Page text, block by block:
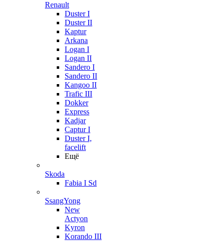
Renault
Duster I
Duster II
Kaptur
Arkana
Logan I
Logan II
Sandero I
Sandero II
Kangoo II
Trafic III
Dokker
Express
Kadjar
Captur I
Duster I,
facelift
Ещё
Skoda
Fabia I Sd
SsangYong
New
Actyon
Kyron
Korando III